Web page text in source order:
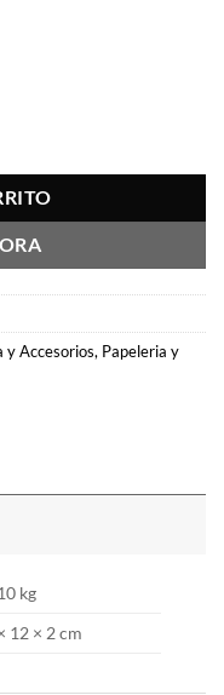
y Accesorios, Papeleria y
kg
12 × 2 cm